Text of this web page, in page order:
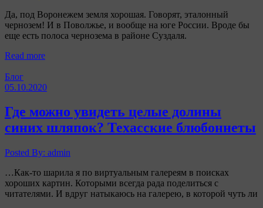
Да, под Воронежем земля хорошая. Говорят, эталонный
чернозем! И в Поволжье, и вообще на юге России. Вроде бы
еще есть полоса чернозема в районе Суздаля.
Read more
Блог
05.10.2020
Где можно увидеть целые долины
синих шляпок? Техасские блюбоннеты
Posted By: admin
…Как-то шарила я по виртуальным галереям в поисках
хороших картин. Которыми всегда рада поделиться с
читателями. И вдруг натыкаюсь на галерею, в которой чуть ли